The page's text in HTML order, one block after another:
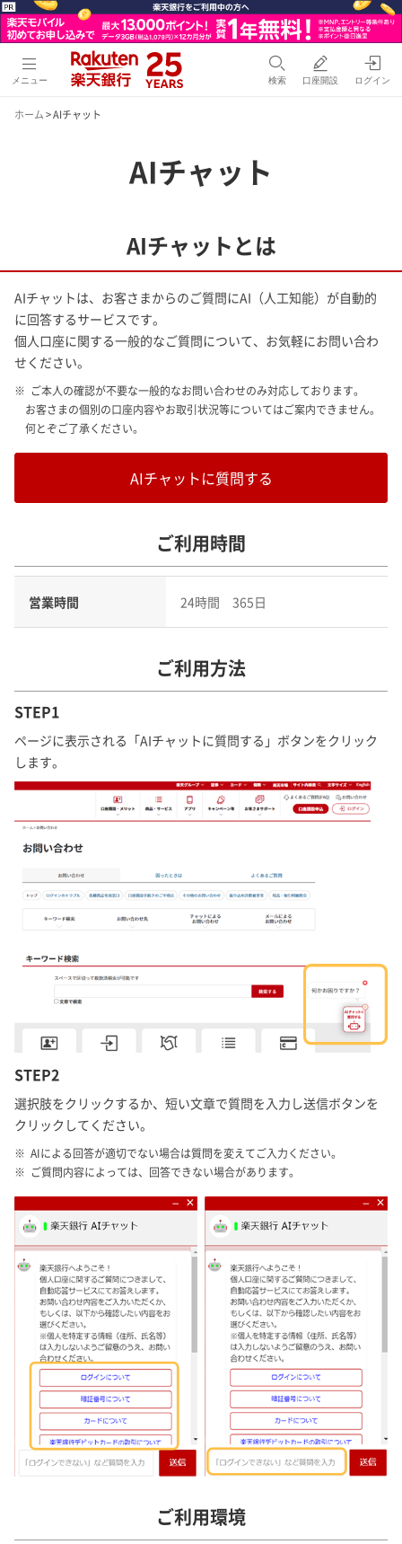
メニュー 検索 口座開設 ログイン
ホーム> AIチャット
AIチャット
AIチャットとは
AIチャットは、お客さまからのご質問にAI（人工知能）が自動的
に回答するサービスです。
個人口座に関する一般的なご質問について、お気軽にお問い合わ
せください。
ご本人の確認が不要な一般的なお問い合わせのみ対応しております。
お客さまの個別の口座内容やお取引状況等についてはご案内できません。
何とぞご了承ください。
AIチャットに質問する
ご利用時間
営業時間 24時間 365日
ご利用方法
STEP1
ページに表示される「AIチャットに質問する」ボタンをクリック
します。
STEP2
選択肢をクリックするか、短い文章で質問を入力し送信ボタンを
クリックしてください。
AIによる回答が適切でない場合は質問を変えてご入力ください。
ご質問内容によっては、回答できない場合があります。
ご利用環境